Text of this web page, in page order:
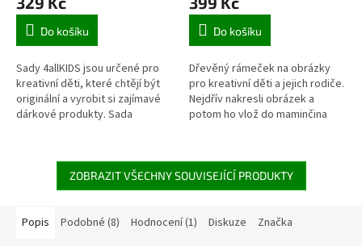
Do košíku
Sady 4allKIDS jsou určené pro
kreativní děti, které chtějí být
originální a vyrobit si zajímavé
dárkové produkty. Sada
Do košíku
Dřevěný rámeček na obrázky
pro kreativní děti a jejich rodiče.
Nejdřív nakresli obrázek a
potom ho vlož do maminčina
ZOBRAZIT VŠECHNY SOUVISEJÍCÍ PRODUKTY
Popis Podobné (8) Hodnocení (1) Diskuze Značka